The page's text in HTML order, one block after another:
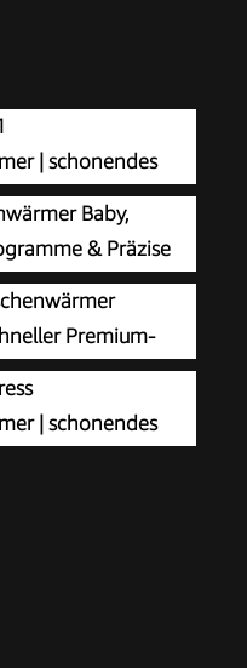
| schonendes
und Warmhalten
Nahrung | Korb
| EU-Stecker
Baby,
& Präzise
Premium-
Natural Response
Auftaufunktion,
| schonendes
zum einfachen